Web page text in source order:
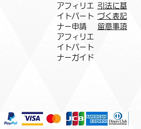
アフィリエ
イトパート
ナー申請​
​アフィリエ
イトパート
ナーガイド
引法に基
づく表記
​留意事項